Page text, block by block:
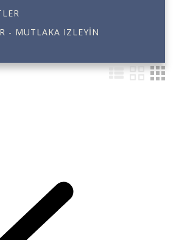
- MUTLAKA IZLEYIN